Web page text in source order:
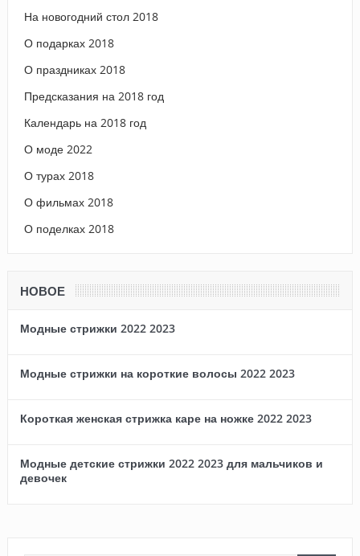
На новогодний стол 2018
О подарках 2018
О праздниках 2018
Предсказания на 2018 год
Календарь на 2018 год
О моде 2022
О турах 2018
О фильмах 2018
О поделках 2018
НОВОЕ
Модные стрижки 2022 2023
Модные стрижки на короткие волосы 2022 2023
Короткая женская стрижка каре на ножке 2022 2023
Модные детские стрижки 2022 2023 для мальчиков и
девочек